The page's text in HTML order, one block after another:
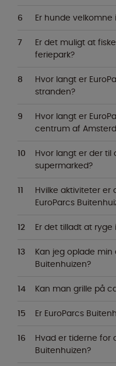
Er hunde velkomne
Er det muligt at
feriepark?
Hvor langt er
stranden?
Hvor langt er
centrum af
Hvor langt er der
supermarked?
Hvilke aktiviteter er
EuroParcs
Er det tilladt at ryge
Kan jeg oplade min
Buitenhuizen?
Kan man grille på
Er EuroParcs
Hvad er tiderne
Buitenhuizen?